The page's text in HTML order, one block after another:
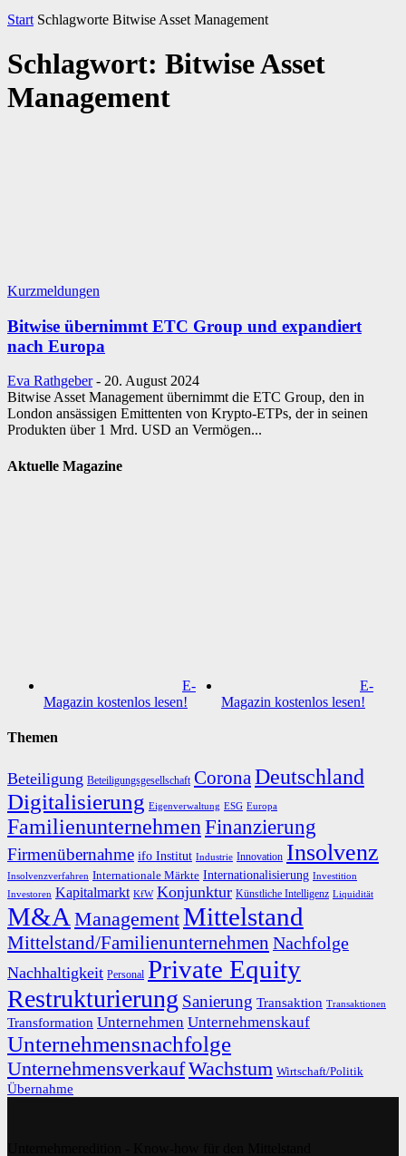
Start Schlagworte Bitwise Asset Management
Schlagwort: Bitwise Asset
Management
Kurzmeldungen
Bitwise übernimmt ETC Group und expandiert
nach Europa
Eva Rathgeber - 20. August 2024
Bitwise Asset Management übernimmt die ETC Group, den in
London ansässigen Emittenten von Krypto-ETPs, der in seinen
Produkten über 1 Mrd. USD an Vermögen...
Aktuelle Magazine
E-
Magazin kostenlos lesen!
E-
Magazin kostenlos lesen!
Themen
Beteiligung Beteiligungsgesellschaft CoronaDeutschland
Digitalisierung Eigenverwaltung ESG Europa
FamilienunternehmenFinanzierung
Firmenübernahme ifo Institut Industrie Innovation Insolvenz
Insolvenzverfahren Internationale Märkte Internationalisierung Investition
Investoren Kapitalmarkt KfW Konjunktur Künstliche Intelligenz Liquidität
M&A ManagementMittelstand
Mittelstand/Familienunternehmen Nachfolge
Nachhaltigkeit Personal Private Equity
Restrukturierung Sanierung Transaktion Transaktionen
Transformation Unternehmen Unternehmenskauf
Unternehmensnachfolge
UnternehmensverkaufWachstum Wirtschaft/Politik
Übernahme